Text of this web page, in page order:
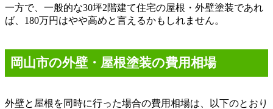
一方で、一般的な30坪2階建て住宅の屋根・外壁塗装であれ
ば、 180万円はやや高めと言えるかもしれません。
岡山市の外壁・屋根塗装の費用相場
外壁と屋根を同時に行った場合の費用相場は、以下のとおり